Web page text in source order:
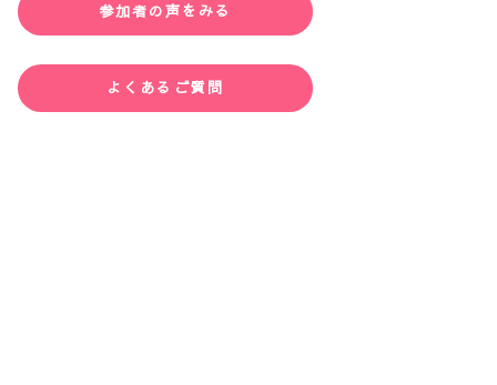
参加者の声をみる
よくあるご質問